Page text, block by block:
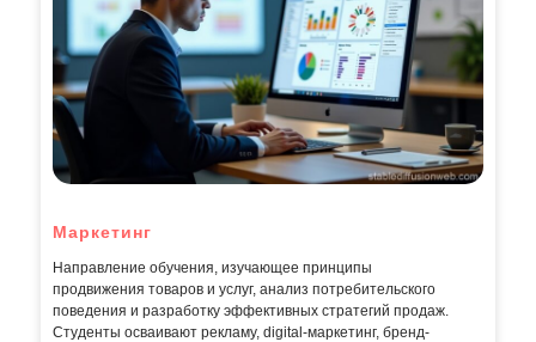
Маркетинг
Направление обучения, изучающее принципы
продвижения товаров и услуг, анализ потребительского
поведения и разработку эффективных стратегий продаж.
Студенты осваивают рекламу, digital-маркетинг, бренд-